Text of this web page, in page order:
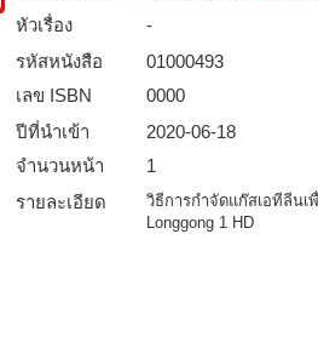
หัวเรื่อง
-
รหัสหนังสือ­
01000493
เลข ISBN
0000
ปีที่นำเข้า
2020-06-18
จำนวนหน้า
1
รายละเอียด
วิธีการกำจัดแก๊สเอทีลีนเ
Longgong 1 HD